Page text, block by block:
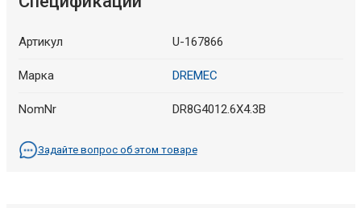
Артикул U-167866
Марка DREMEC
NomNr DR8G4012.6X4.3B
Задайте вопрос об этом товаре